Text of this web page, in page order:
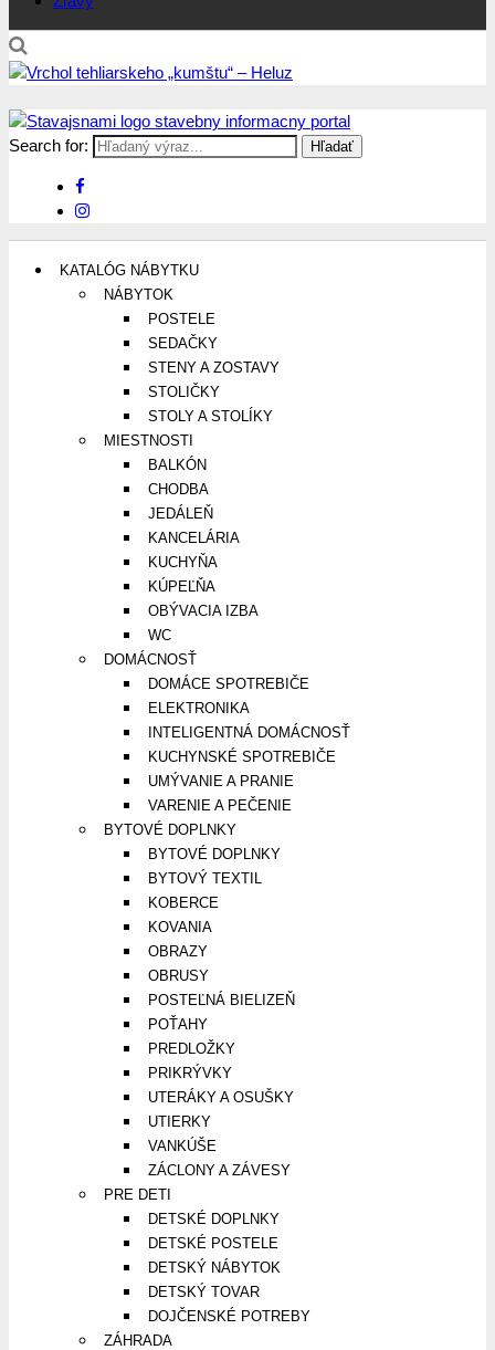
Stavajsnami.sk
Stavebníctvo, stavby, byty, domy a všetko o nich
Search for:
KATALÓG NÁBYTKU
NÁBYTOK
POSTELE
SEDAČKY
STENY A ZOSTAVY
STOLIČKY
STOLY A STOLÍKY
MIESTNOSTI
BALKÓN
CHODBA
JEDÁLEŇ
KANCELÁRIA
KUCHYŇA
KÚPEĽŇA
OBÝVACIA IZBA
WC
DOMÁCNOSŤ
DOMÁCE SPOTREBIČE
ELEKTRONIKA
INTELIGENTNÁ DOMÁCNOSŤ
KUCHYNSKÉ SPOTREBIČE
UMÝVANIE A PRANIE
VARENIE A PEČENIE
BYTOVÉ DOPLNKY
BYTOVÉ DOPLNKY
BYTOVÝ TEXTIL
KOBERCE
KOVANIA
OBRAZY
OBRUSY
POSTEĽNÁ BIELIZEŇ
POŤAHY
PREDLOŽKY
PRIKRÝVKY
UTERÁKY A OSUŠKY
UTIERKY
VANKÚŠE
ZÁCLONY A ZÁVESY
PRE DETI
DETSKÉ DOPLNKY
DETSKÉ POSTELE
DETSKÝ NÁBYTOK
DETSKÝ TOVAR
DOJČENSKÉ POTREBY
ZÁHRADA